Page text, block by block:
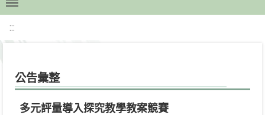
:::
公告彙整
多元評量導入探究教學教案競賽